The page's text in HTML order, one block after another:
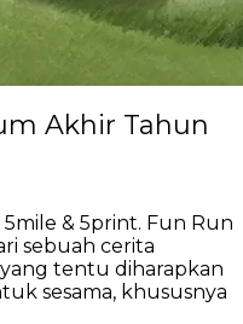
Akhir Tahun
& 5print. Fun Run
sebuah cerita
tentu diharapkan
sesama, khususnya